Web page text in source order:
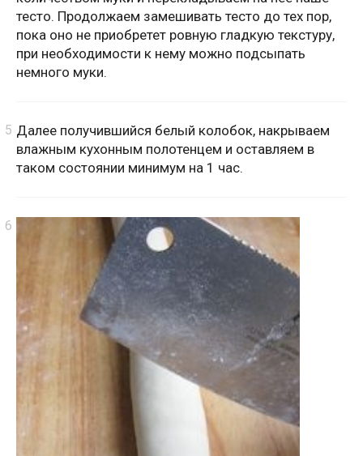
тесто. Продолжаем замешивать тесто до тех пор,
пока оно не приобретет ровную гладкую текстуру,
при необходимости к нему можно подсыпать
немного муки.
Далее получившийся белый колобок, накрываем
влажным кухонным полотенцем и оставляем в
таком состоянии минимум на 1 час.